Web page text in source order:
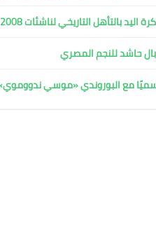
التاريخي لناشئات 2008 للمربع الذهبي
حاشد للنجم المصري
رسميًا مع البوروندي «موسي